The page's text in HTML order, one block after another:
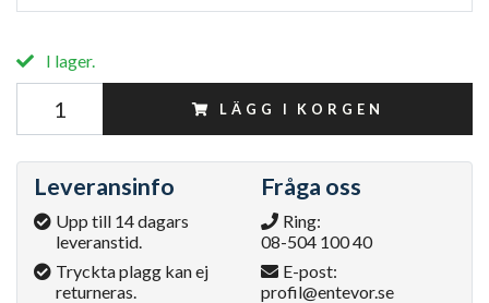
I lager.
LÄGG I KORGEN
Leveransinfo
Upp till 14 dagars
leveranstid.
Tryckta plagg kan ej
returneras.
Fråga oss
Ring:
08-504 100 40
E-post:
profil@entevor.se